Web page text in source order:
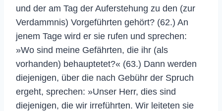
und der am Tag der Auferstehung zu den (zur
Verdammnis) Vorgeführten gehört? (62.) An
jenem Tage wird er sie rufen und sprechen:
»Wo sind meine Gefährten, die ihr (als
vorhanden) behauptetet?« (63.) Dann werden
diejenigen, über die nach Gebühr der Spruch
ergeht, sprechen: »Unser Herr, dies sind
diejenigen, die wir irreführten. Wir leiteten sie